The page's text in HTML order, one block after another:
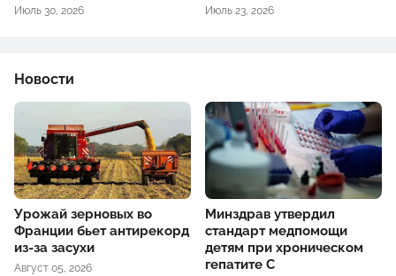
Июль 30, 2026 Июль 23, 2026
Новости
Урожай зерновых во
Франции бьет антирекорд
из-за засухи
Август 05, 2026
Минздрав утвердил
стандарт медпомощи
детям при хроническом
гепатите С